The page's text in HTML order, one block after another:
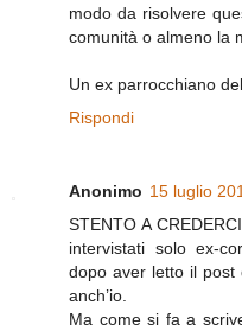
modo da risolvere
comunità o almeno la
Un ex parrocchiano
Rispondi
Anonimo 15 luglio
STENTO A
intervistati solo ex-
dopo aver letto il
anch’io.
Ma come si fa a